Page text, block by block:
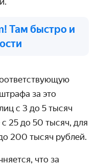
Там быстро и
за это
с 3 до 5 тысяч
25 до 50 тысяч, для
200 тысяч рублей.
что за